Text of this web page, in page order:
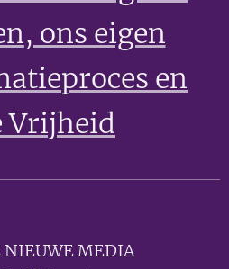
, ons eigen
en
Vrijheid
MEDIA 🟣